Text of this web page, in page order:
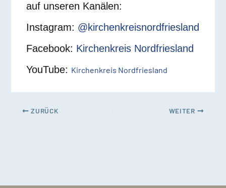
auf unseren Kanälen:
Instagram: @kirchenkreisnordfriesland
Facebook: Kirchenkreis Nordfriesland
YouTube: Kirchenkreis Nordfriesland
ZURÜCK WEITER